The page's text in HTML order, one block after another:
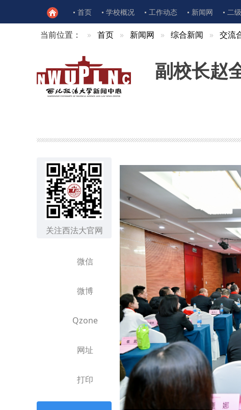
首页 学校概况 工作动态 新闻网 二
当前位置： 首页 新闻网 综合新闻 交流
副校长赵
关注西法大官网
微信
微博
Qzone
网址
打印